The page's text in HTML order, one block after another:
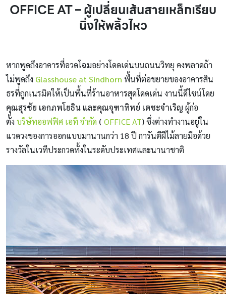
OFFICE AT – ผู้เปลี่ยนเส้นสายเหล็กเรียบ
นิ่งให้พลิ้วไหว
หากพูดถึงอาคารที่อวดโฉมอย่างโดดเด่นบนถนนวิทยุ คงพลาดถ้า
ไม่พูดถึง Glasshouse at Sindhorn พื้นที่ต่อขยายของอาคารสิน
ธรที่ถูกเนรมิตให้เป็นพื้นที่ร้านอาหารสุดโดดเด่น งานนี้ดีไซน์โดย
คุณสุรชัย เอกภพโยธิน และคุณจุฑาทิพย์ เตชะจำเริญ ผู้ก่อ
ตั้ง บริษัทออฟฟิศ เอที จำกัด ( OFFICE AT)ซึ่งต่างทำงานอยู่ใน
แวดวงของการออกแบบมานานกว่า 18 ปี การันตีฝีไม้ลายมือด้วย
รางวัลในเวทีประกวดทั้งในระดับประเทศและนานาชาติ